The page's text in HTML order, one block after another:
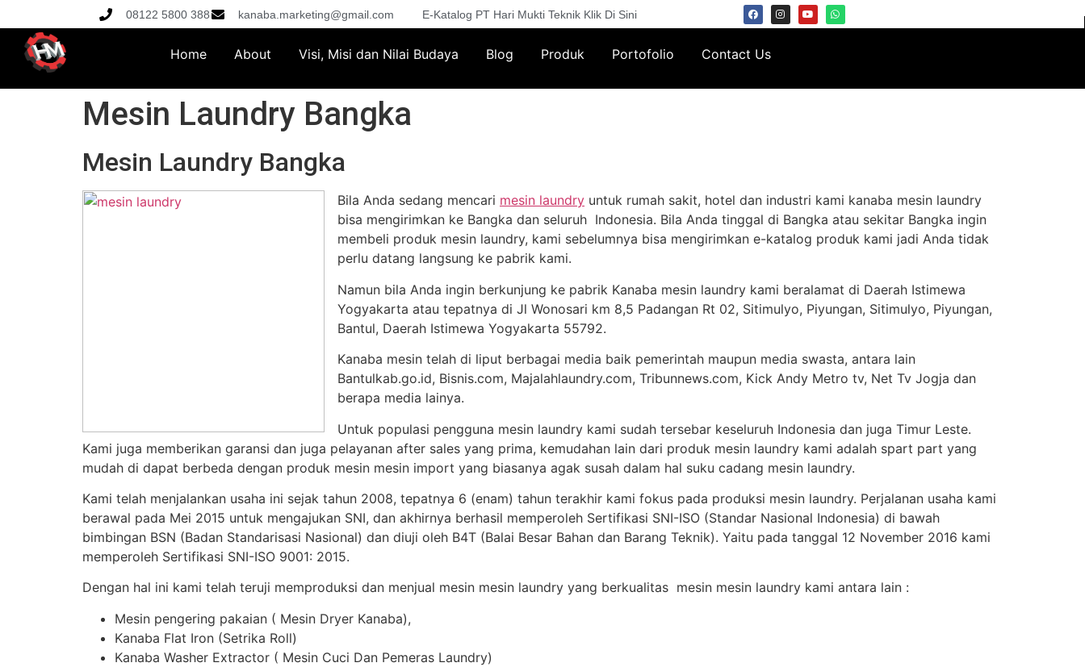
08122 5800 388 kanaba.marketing@gmail.com E-Katalog PT Hari Mukti Teknik Klik Di Sini
Home About Visi, Misi dan Nilai Budaya Blog Produk Portofolio Contact Us
Mesin Laundry Bangka
Mesin Laundry Bangka
Bila Anda sedang mencari mesin laundry untuk rumah sakit, hotel dan industri kami kanaba mesin laundry
bisa mengirimkan ke Bangka dan seluruh Indonesia. Bila Anda tinggal di Bangka atau sekitar Bangka ingin
membeli produk mesin laundry, kami sebelumnya bisa mengirimkan e-katalog produk kami jadi Anda tidak
perlu datang langsung ke pabrik kami.
Namun bila Anda ingin berkunjung ke pabrik Kanaba mesin laundry kami beralamat di Daerah Istimewa
Yogyakarta atau tepatnya di Jl Wonosari km 8,5 Padangan Rt 02, Sitimulyo, Piyungan, Sitimulyo, Piyungan,
Bantul, Daerah Istimewa Yogyakarta 55792.
Kanaba mesin telah di liput berbagai media baik pemerintah maupun media swasta, antara lain
Bantulkab.go.id, Bisnis.com, Majalahlaundry.com, Tribunnews.com, Kick Andy Metro tv, Net Tv Jogja dan
berapa media lainya.
Untuk populasi pengguna mesin laundry kami sudah tersebar keseluruh Indonesia dan juga Timur Leste.
Kami juga memberikan garansi dan juga pelayanan after sales yang prima, kemudahan lain dari produk mesin laundry kami adalah spart part yang
mudah di dapat berbeda dengan produk mesin mesin import yang biasanya agak susah dalam hal suku cadang mesin laundry.
Kami telah menjalankan usaha ini sejak tahun 2008, tepatnya 6 (enam) tahun terakhir kami fokus pada produksi mesin laundry. Perjalanan usaha kami
berawal pada Mei 2015 untuk mengajukan SNI, dan akhirnya berhasil memperoleh Sertifikasi SNI-ISO (Standar Nasional Indonesia) di bawah
bimbingan BSN (Badan Standarisasi Nasional) dan diuji oleh B4T (Balai Besar Bahan dan Barang Teknik). Yaitu pada tanggal 12 November 2016 kami
memperoleh Sertifikasi SNI-ISO 9001: 2015.
Dengan hal ini kami telah teruji memproduksi dan menjual mesin mesin laundry yang berkualitas mesin mesin laundry kami antara lain :
Mesin pengering pakaian ( Mesin Dryer Kanaba),
Kanaba Flat Iron (Setrika Roll)
Kanaba Washer Extractor ( Mesin Cuci Dan Pemeras Laundry)